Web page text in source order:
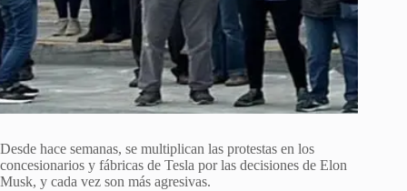
Desde hace semanas, se multiplican las protestas en los
concesionarios y fábricas de Tesla por las decisiones de Elon
Musk, y cada vez son más agresivas.